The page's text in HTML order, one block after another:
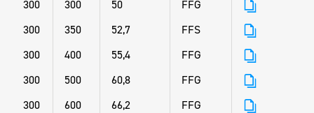
300
300 50
FFG
300
350 52,7
FFS
300
400 55,4
FFG
300
500 60,8
FFG
300
600 66,2
FFG